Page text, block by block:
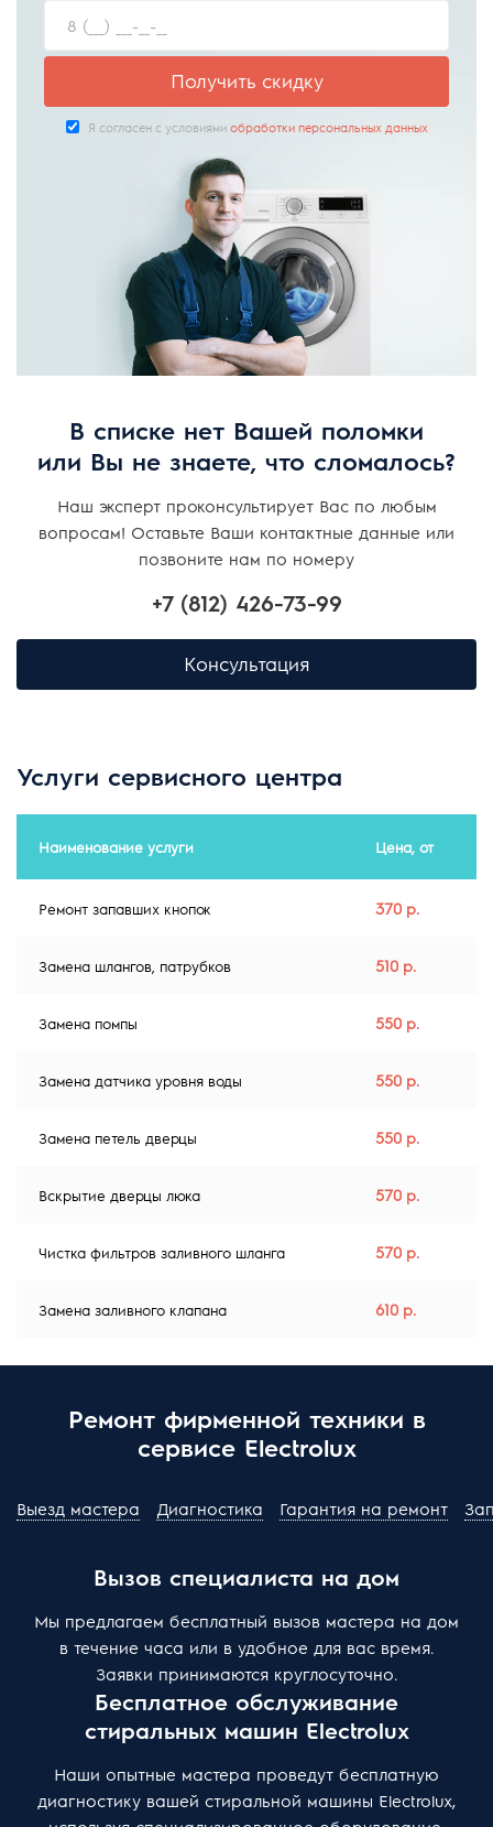
Получить скидку
Я согласен с условиями обработки персональных данных
В списке нет Вашей поломки
или Вы не знаете, что сломалось?
Наш эксперт проконсультирует Вас по любым
вопросам! Оставьте Ваши контактные данные или
позвоните нам по номеру
+7 (812) 426-73-99
Консультация
Услуги сервисного центра
Наименование услуги Цена, от
Ремонт запавших кнопок 370 р.
Замена шлангов, патрубков 510 р.
Замена помпы 550 р.
Замена датчика уровня воды 550 р.
Замена петель дверцы 550 р.
Вскрытие дверцы люка 570 р.
Чистка фильтров заливного шланга 570 р.
Замена заливного клапана 610 р.
Ремонт фирменной техники в
сервисе Electrolux
Выезд мастера Диагностика Гарантия на ремонт
Вызов специалиста на дом
Мы предлагаем бесплатный вызов мастера на дом
в течение часа или в удобное для вас время.
Заявки принимаются круглосуточно.
Бесплатное обслуживание
стиральных машин Electrolux
Наши опытные мастера проведут бесплатную
диагностику вашей стиральной машины Electrolux,